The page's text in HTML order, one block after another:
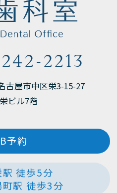
2213
古屋市中区栄3-15-27
ビル7階
予約
徒歩5分
駅 徒歩3分